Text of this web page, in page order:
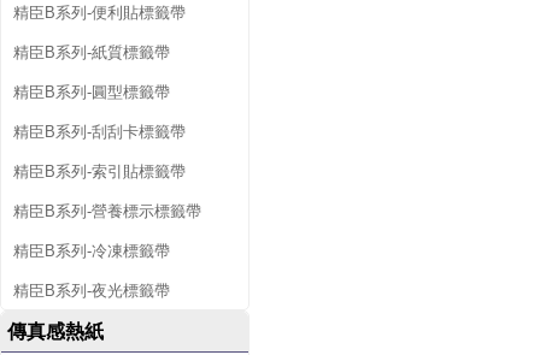
精臣B系列-便利貼標籤帶
精臣B系列-紙質標籤帶
精臣B系列-圓型標籤帶
精臣B系列-刮刮卡標籤帶
精臣B系列-索引貼標籤帶
精臣B系列-營養標示標籤帶
精臣B系列-冷凍標籤帶
精臣B系列-夜光標籤帶
傳真感熱紙